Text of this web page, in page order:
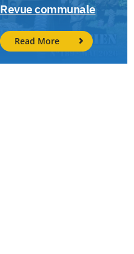
Revue communale
Read More